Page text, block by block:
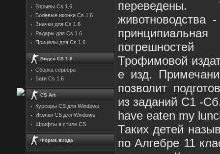
Взрывы Cs 1.6
Болевые иконки Cs 1.6
Значки для Cs 1.6
Радары для Cs 1.6
Прицелы для Cs 1.6
Видео CS 1.6
Сборка сервера
Баги Cs 1.6
CS Art
Курсоры CS для Windows
Иконки CS для Windows
Шрифты в стиле CS
Форма входа
переведены.
животноводства
Трофимовой
е изд.
позволит
из заданий С1 -
have eaten my
Таких детей
по Алгебре 11